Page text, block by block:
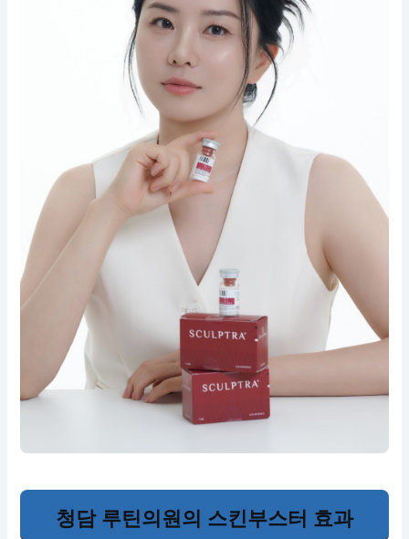
청담 루틴의원의 스킨부스터 효과